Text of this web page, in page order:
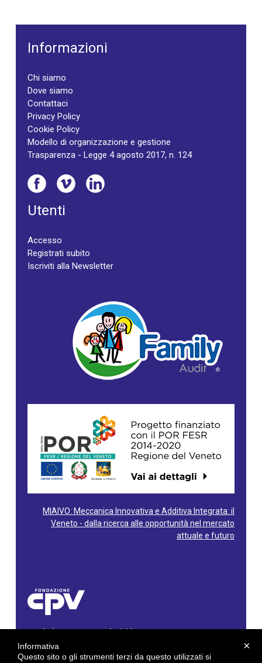
Informazioni
Chi siamo
Dove siamo
Contattaci
Privacy Policy
Cookie Policy
Modello di organizzazione e gestione
Trasparenza - Legge 4 agosto 2017, n. 124
Utenti
Accesso
Registrati subito
Iscriviti alla Newsletter
MIAIVO: Meccanica Innovativa e Additiva Integrata: il
Veneto - dalla ricerca alle opportunità nel mercato
attuale e futuro
Fondazione Centro Produttività Veneto
Via Gioacchino Rossini, 60 - 36100 Vicenza - Italy
Tel. 0444/960500 - Fax 0444/1932220
×
Informativa
Questo sito o gli strumenti terzi da questo utilizzati si